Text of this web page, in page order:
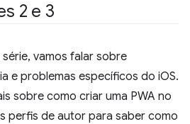
2 e 3
vamos falar sobre
e problemas específicos do iOS.
sobre como criar uma PWA no
perfis de autor para saber como